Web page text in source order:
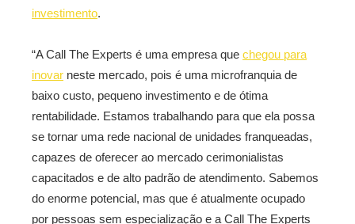
investimento.
“A Call The Experts é uma empresa que chegou para
inovar neste mercado, pois é uma microfranquia de
baixo custo, pequeno investimento e de ótima
rentabilidade. Estamos trabalhando para que ela possa
se tornar uma rede nacional de unidades franqueadas,
capazes de oferecer ao mercado cerimonialistas
capacitados e de alto padrão de atendimento. Sabemos
do enorme potencial, mas que é atualmente ocupado
por pessoas sem especialização e a Call The Experts